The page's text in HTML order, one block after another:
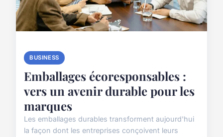
BUSINESS
Emballages écoresponsables :
vers un avenir durable pour les
marques
Les emballages durables transforment aujourd'hui
la façon dont les entreprises conçoivent leurs